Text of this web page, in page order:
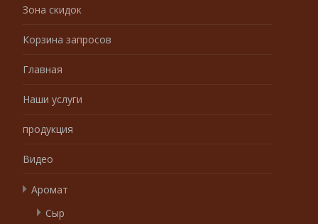
Зона скидок
Корзина запросов
Главная
Наши услуги
продукция
Видео
Аромат
Сыр